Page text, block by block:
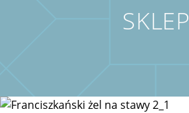
SKLEP